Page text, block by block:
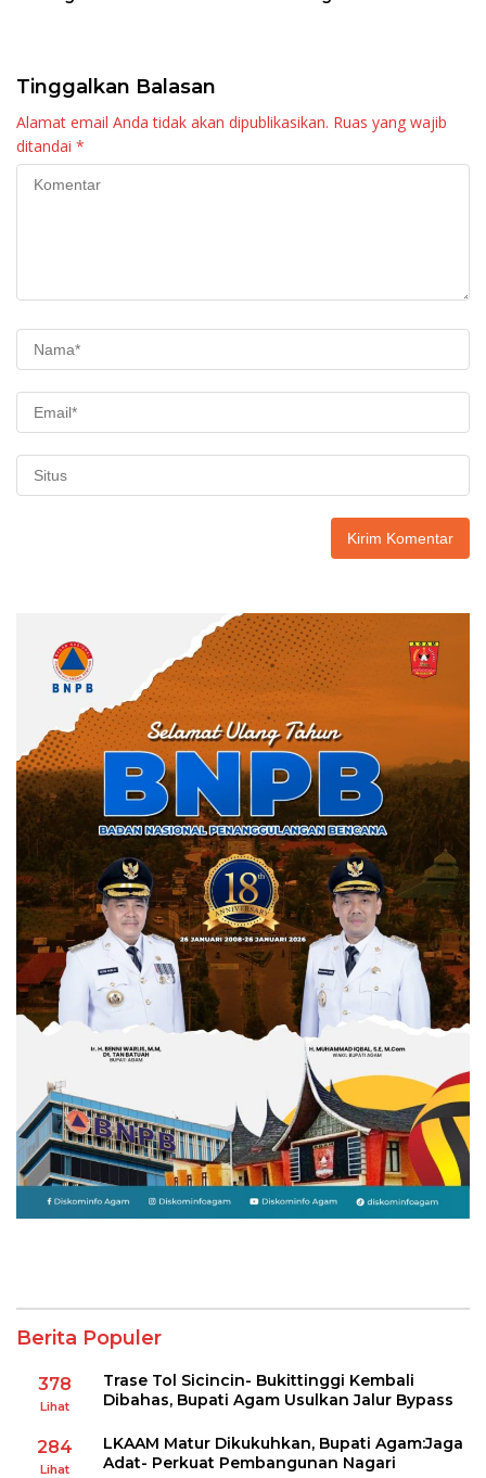
Tinggalkan Balasan
Alamat email Anda tidak akan dipublikasikan. Ruas yang wajib
ditandai *
Berita Populer
378
Lihat
Trase Tol Sicincin- Bukittinggi Kembali
Dibahas, Bupati Agam Usulkan Jalur Bypass
284
Lihat
LKAAM Matur Dikukuhkan, Bupati Agam:Jaga
Adat- Perkuat Pembangunan Nagari